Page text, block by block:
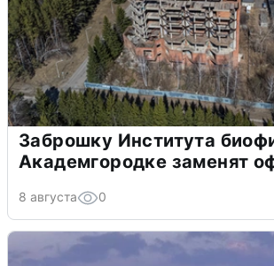
Заброшку Института
Академгородке заменят
8 августа 0